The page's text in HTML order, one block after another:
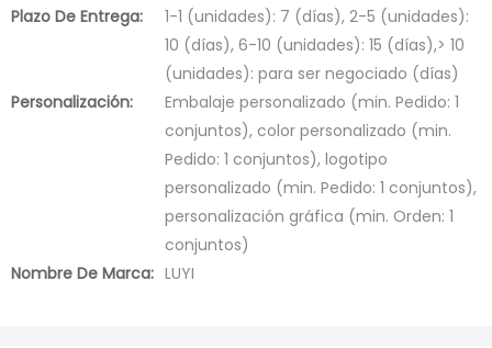
Plazo De Entrega:
1-1 (unidades): 7 (días), 2-5 (unidades):
10 (días), 6-10 (unidades): 15 (días),> 10
(unidades): para ser negociado (días)
Personalización:
Embalaje personalizado (min. Pedido: 1
conjuntos), color personalizado (min.
Pedido: 1 conjuntos), logotipo
personalizado (min. Pedido: 1 conjuntos),
personalización gráfica (min. Orden: 1
conjuntos)
Nombre De Marca: LUYI